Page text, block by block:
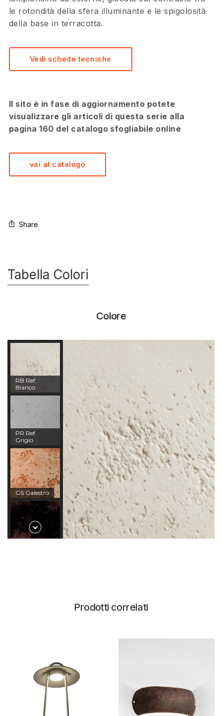
le rotondità della sfera illuminante e le spigolosità
della base in terracotta.
Vedi schede tecniche
Il sito è in fase di aggiornamento potete
visualizzare gli articoli di questa serie alla
pagina 160 del catalogo sfogliabile online
vai al catalogo
Share
Tabella Colori
Colore
RB Ref.
Bianco
PR Ref.
Grigio
GS Galestro
Prodotti correlati